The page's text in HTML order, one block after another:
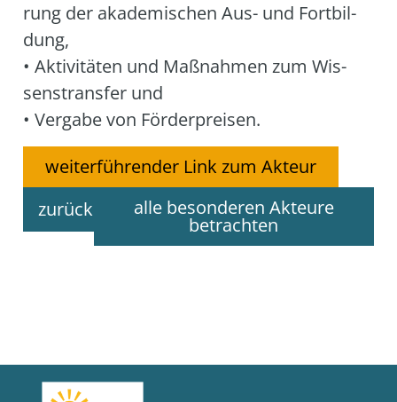
rung der aka­de­mi­schen Aus- und Fort­bil­
dung,
• Akti­vi­tä­ten und Maß­nah­men zum Wis­
sens­trans­fer und
• Ver­ga­be von För­der­prei­sen.
weiterführender Link zum Akteur
zurück
alle besonderen Akteure
betrachten